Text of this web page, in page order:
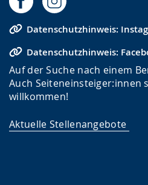
Datenschutzhinweis:
Datenschutzhinweis:
Auf der Suche nach einem
Auch Seiteneinsteiger:innen
willkommen!
Aktuelle Stellenangebote